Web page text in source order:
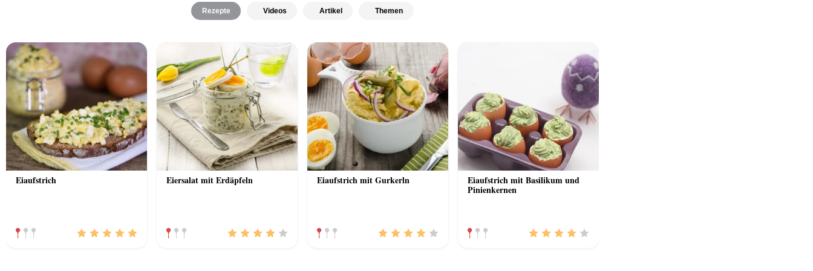
Rezepte Videos Artikel Themen
Eiaufstrich Eiersalat mit Erdäpfeln Eiaufstrich mit Gurkerln Eiaufstrich mit Basilikum und
Pinienkernen